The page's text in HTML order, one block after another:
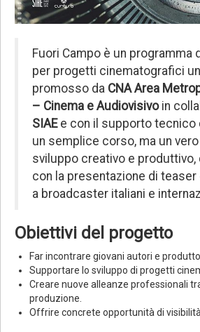
Fuori Campo è un programma
per progetti cinematografici
promosso da CNA Area
– Cinema e Audiovisivoin
SIAEe con il supporto tecnico
un semplice corso, ma un
sviluppo creativo e produttivo,
con la presentazione di teaser
a broadcaster italiani e
Obiettivi del progetto
Far incontrare giovani autori e
Supportare lo sviluppo di progetti
Creare nuove alleanze professionali
produzione.
Offrire concrete opportunità di